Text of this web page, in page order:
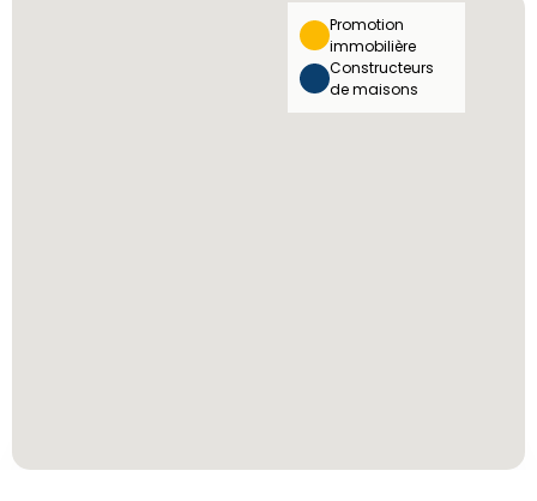
Promotion
immobilière
Constructeurs
de maisons